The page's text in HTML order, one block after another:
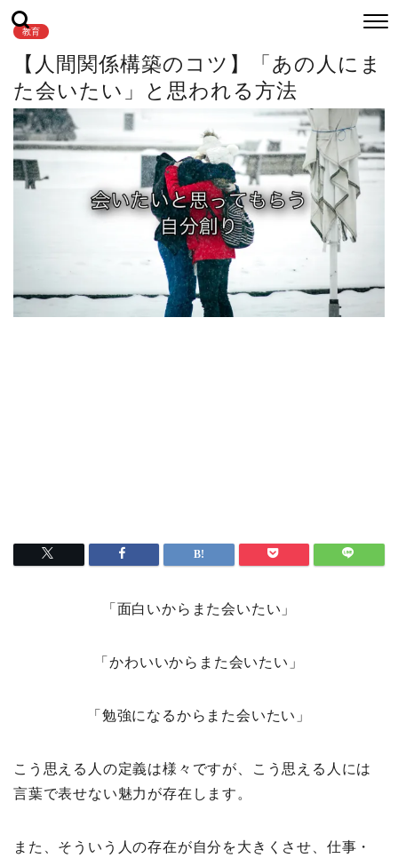
教育
【人間関係構築のコツ】「あの人にま
た会いたい」と思われる方法
「面白いからまた会いたい」
「かわいいからまた会いたい」
「勉強になるからまた会いたい」
こう思える人の定義は様々ですが、こう思える人には
言葉で表せない魅力が存在します。
また、そういう人の存在が自分を大きくさせ、仕事・